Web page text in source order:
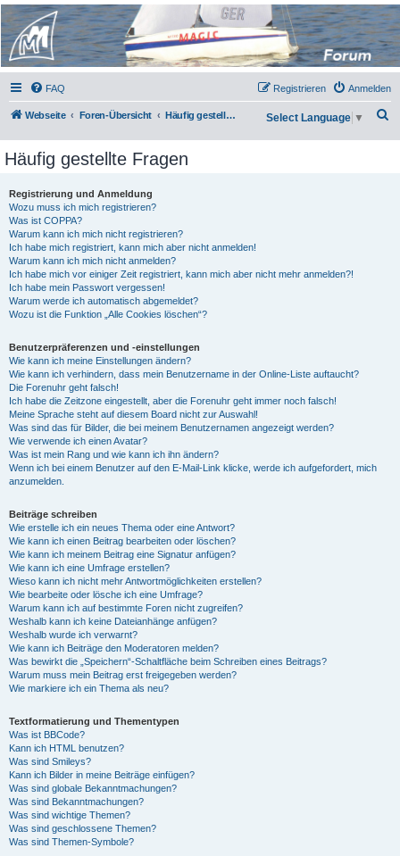
Micro Magic Forum
Deutschland
FAQ Anmelden
Registrieren
Webseite Foren-Übersicht Häufig gestellte Fragen Select Language ▼
Häufig gestellte Fragen
Registrierung und Anmeldung
Wozu muss ich mich registrieren?
Was ist COPPA?
Warum kann ich mich nicht registrieren?
Ich habe mich registriert, kann mich aber nicht anmelden!
Warum kann ich mich nicht anmelden?
Ich habe mich vor einiger Zeit registriert, kann mich aber nicht mehr anmelden?!
Ich habe mein Passwort vergessen!
Warum werde ich automatisch abgemeldet?
Wozu ist die Funktion „Alle Cookies löschen“?
Benutzerpräferenzen und -einstellungen
Wie kann ich meine Einstellungen ändern?
Wie kann ich verhindern, dass mein Benutzername in der Online-Liste auftaucht?
Die Forenuhr geht falsch!
Ich habe die Zeitzone eingestellt, aber die Forenuhr geht immer noch falsch!
Meine Sprache steht auf diesem Board nicht zur Auswahl!
Was sind das für Bilder, die bei meinem Benutzernamen angezeigt werden?
Wie verwende ich einen Avatar?
Was ist mein Rang und wie kann ich ihn ändern?
Wenn ich bei einem Benutzer auf den E-Mail-Link klicke, werde ich aufgefordert, mich
anzumelden.
Beiträge schreiben
Wie erstelle ich ein neues Thema oder eine Antwort?
Wie kann ich einen Beitrag bearbeiten oder löschen?
Wie kann ich meinem Beitrag eine Signatur anfügen?
Wie kann ich eine Umfrage erstellen?
Wieso kann ich nicht mehr Antwortmöglichkeiten erstellen?
Wie bearbeite oder lösche ich eine Umfrage?
Warum kann ich auf bestimmte Foren nicht zugreifen?
Weshalb kann ich keine Dateianhänge anfügen?
Weshalb wurde ich verwarnt?
Wie kann ich Beiträge den Moderatoren melden?
Was bewirkt die „Speichern“-Schaltfläche beim Schreiben eines Beitrags?
Warum muss mein Beitrag erst freigegeben werden?
Wie markiere ich ein Thema als neu?
Textformatierung und Thementypen
Was ist BBCode?
Kann ich HTML benutzen?
Was sind Smileys?
Kann ich Bilder in meine Beiträge einfügen?
Was sind globale Bekanntmachungen?
Was sind Bekanntmachungen?
Was sind wichtige Themen?
Was sind geschlossene Themen?
Was sind Themen-Symbole?